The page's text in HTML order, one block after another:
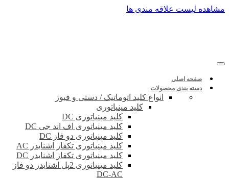
پرش
مشاهده لیست علاقه مندی ها
صفحه اصلی
دسته بندی محصولات
انواع کلید اتوماتیک / دستی و فیوز
کلید مینیاتوری
کلید مینیاتوری DC
کلید مینیاتوری اف اند جی DC
کلید مینیاتوری دو فاز DC
کلید مینیاتوری تکفاز اشنایدر AC
کلید مینیاتوری تکفاز اشنایدر DC
کلید مینیاتوری 2پل اشنایدر دو فاز
DC-AC